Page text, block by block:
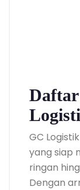
GC
yang siap
ringan
Dengan